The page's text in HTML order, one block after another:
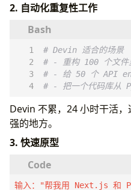
2. 自动化重复性工作
# Devin 适合的场景
# - 重构 100 个文件
# - 给 50 个 API
# - 把一个代码库从
Devin 不累，24 小时干活
强的地方。
3. 快速原型
输入："帮我用 Next.js 和